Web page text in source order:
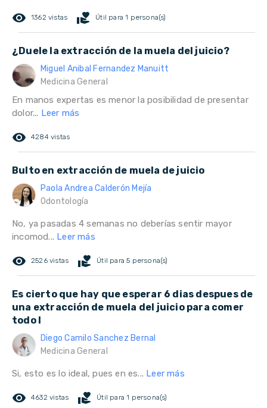
remove_red_eye 1362 vistas volunteer_activism Útil para 1 persona(s)
¿Duele la extracción de la muela del juicio?
Miguel Anibal Fernandez Manuitt
Medicina General
En manos expertas es menor la posibilidad de presentar
dolor... Leer más
remove_red_eye 4284 vistas
Bulto en extracción de muela de juicio
Paola Andrea Calderón Mejía
Odontología
No, ya pasadas 4 semanas no deberías sentir mayor
incomod... Leer más
remove_red_eye 2526 vistas volunteer_activism Útil para 5 persona(s)
Es cierto que hay que esperar 6 dias despues de
una extracción de muela del juicio para comer
todo l
Diego Camilo Sanchez Bernal
Medicina General
Si, esto es lo ideal, pues en es... Leer más
remove_red_eye 4632 vistas volunteer_activism Útil para 1 persona(s)